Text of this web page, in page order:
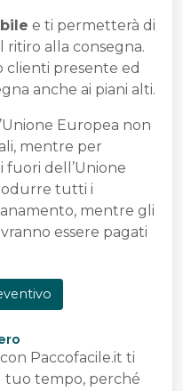
e ti permetterà di
alla consegna.
clienti presente ed
anche ai piani alti.
Europea non
mentre per
fuori dell’Unione
tutti i
mentre gli
essere pagati
Paccofacile.it ti
tuo tempo, perché